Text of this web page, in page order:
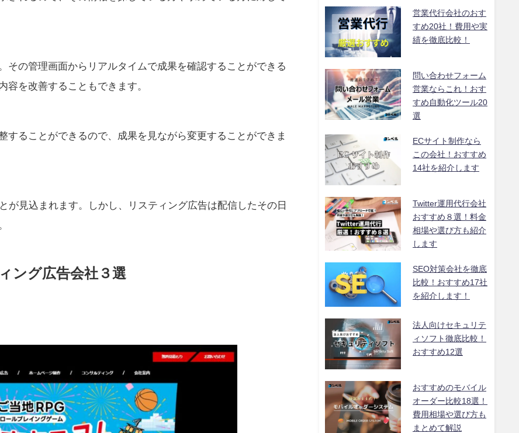
その管理画面からリアルタイムで成果を確認することができる
容を改善することもできます。
ることができるので、成果を見ながら変更することができま
が見込まれます。しかし、リスティング広告は配信したその日
ング広告会社３選
営業代行会社のおす
すめ20社！費用や実
績を徹底比較！
問い合わせフォーム
営業ならこれ！おす
すめ自動化ツール20
選
ECサイト制作なら
この会社！おすすめ
14社を紹介します
Twitter運用代行会社
おすすめ８選！料金
相場や選び方も紹介
します
SEO対策会社を徹底
比較！おすすめ17社
を紹介します！
法人向けセキュリテ
ィソフト徹底比較！
おすすめ12選
おすすめのモバイル
オーダー比較18選！
費用相場や選び方も
まとめて解説